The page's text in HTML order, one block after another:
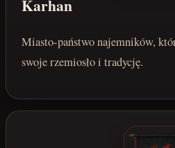
Karhan
Miasto-państwo najemników,
swoje rzemiosło i tradycję.